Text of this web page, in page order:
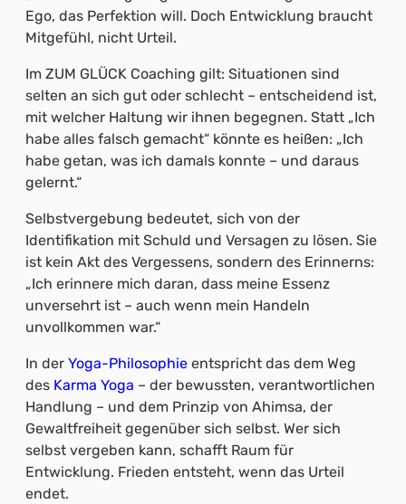
Ego, das Perfektion will. Doch Entwicklung braucht
Mitgefühl, nicht Urteil.
Im ZUM GLÜCK Coaching gilt: Situationen sind
selten an sich gut oder schlecht – entscheidend ist,
mit welcher Haltung wir ihnen begegnen. Statt „Ich
habe alles falsch gemacht“ könnte es heißen: „Ich
habe getan, was ich damals konnte – und daraus
gelernt.“
Selbstvergebung bedeutet, sich von der
Identifikation mit Schuld und Versagen zu lösen. Sie
ist kein Akt des Vergessens, sondern des Erinnerns:
„Ich erinnere mich daran, dass meine Essenz
unversehrt ist – auch wenn mein Handeln
unvollkommen war.“
In der Yoga-Philosophie entspricht das dem Weg
des Karma Yoga – der bewussten, verantwortlichen
Handlung – und dem Prinzip von Ahimsa, der
Gewaltfreiheit gegenüber sich selbst. Wer sich
selbst vergeben kann, schafft Raum für
Entwicklung. Frieden entsteht, wenn das Urteil
endet.